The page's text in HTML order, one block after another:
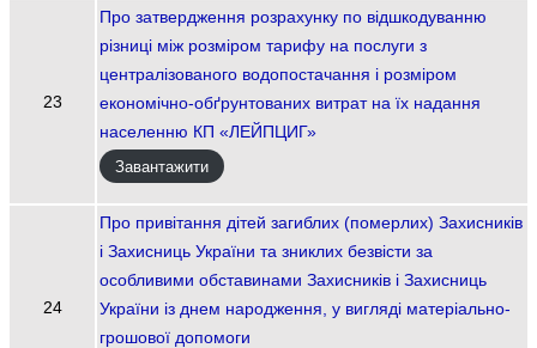
23
Про затвердження розрахунку по відшкодуванню
різниці між розміром тарифу на послуги з
централізованого водопостачання і розміром
економічно-обґрунтованих витрат на їх надання
населенню КП «ЛЕЙПЦИГ»
Завантажити
24
Про привітання дітей загиблих (померлих) Захисників
і Захисниць України та зниклих безвісти за
особливими обставинами Захисників і Захисниць
України із днем народження, у вигляді матеріально-
грошової допомоги